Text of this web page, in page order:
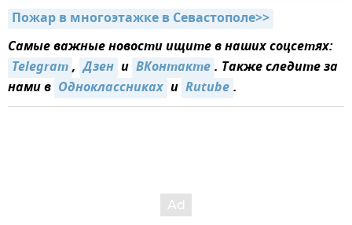
Пожар в многоэтажке в Севастополе>>
Самые важные новости ищите в наших соцсетях:
Telegram, Дзен и ВКонтакте. Также следите за
нами в Одноклассниках и Rutube.